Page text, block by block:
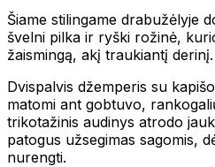
Šiame stilingame drabužėlyje
švelni pilka ir ryški rožinė,
žaismingą, akį traukiantį derinį.
Dvispalvis džemperis su
matomi ant gobtuvo,
trikotažinis audinys atrodo
patogus užsegimas sagomis,
nurengti.